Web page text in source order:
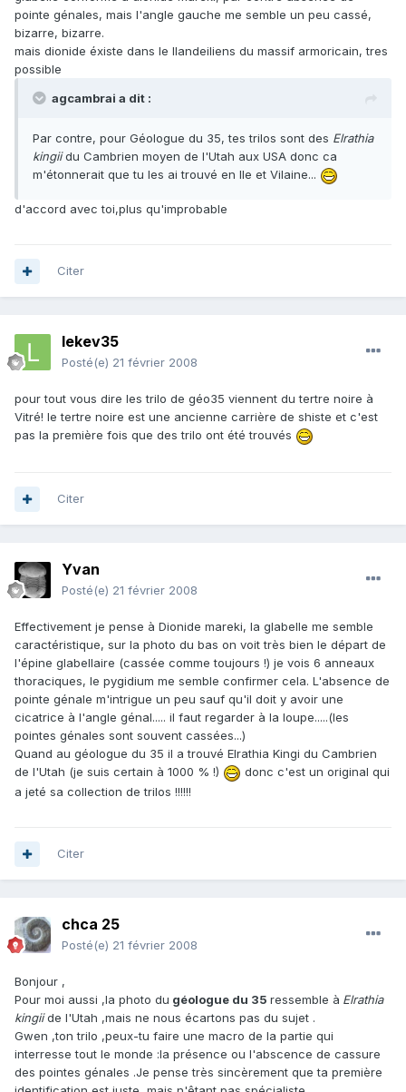
pointe génales, mais l'angle gauche me semble un peu cassé,
bizarre, bizarre.
mais dionide éxiste dans le llandeiliens du massif armoricain, tres
possible
agcambrai a dit :
Par contre, pour Géologue du 35, tes trilos sont des Elrathia
kingiidu Cambrien moyen de l'Utah aux USA donc ca
m'étonnerait que tu les ai trouvé en Ile et Vilaine...
d'accord avec toi,plus qu'improbable
Citer
lekev35
Posté(e) 21 février 2008
pour tout vous dire les trilo de géo35 viennent du tertre noire à
Vitré! le tertre noire est une ancienne carrière de shiste et c'est
pas la première fois que des trilo ont été trouvés
Citer
Yvan
Posté(e) 21 février 2008
Effectivement je pense à Dionide mareki, la glabelle me semble
caractéristique, sur la photo du bas on voit très bien le départ de
l'épine glabellaire (cassée comme toujours !) je vois 6 anneaux
thoraciques, le pygidium me semble confirmer cela. L'absence de
pointe génale m'intrigue un peu sauf qu'il doit y avoir une
cicatrice à l'angle génal..... il faut regarder à la loupe.....(les
pointes génales sont souvent cassées...)
Quand au géologue du 35 il a trouvé Elrathia Kingi du Cambrien
de l'Utah (je suis certain à 1000 % !)
donc c'est un original qui
a jeté sa collection de trilos !!!!!!
Citer
chca 25
Posté(e) 21 février 2008
Bonjour ,
Pour moi aussi ,la photo du géologue du 35 ressemble à Elrathia
kingiide l'Utah ,mais ne nous écartons pas du sujet .
Gwen ,ton trilo ,peux-tu faire une macro de la partie qui
interresse tout le monde :la présence ou l'abscence de cassure
des pointes génales .Je pense très sincèrement que ta première